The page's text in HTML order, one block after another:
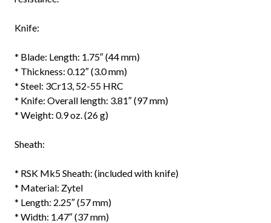
Knife:
* Blade: Length: 1.75″ (44 mm)
* Thickness: 0.12″ (3.0 mm)
* Steel: 3Cr13, 52-55 HRC
* Knife: Overall length: 3.81″ (97 mm)
* Weight: 0.9 oz. (26 g)
Sheath:
* RSK Mk5 Sheath: (included with knife)
* Material: Zytel
* Length: 2.25″ (57 mm)
* Width: 1.47″ (37 mm)